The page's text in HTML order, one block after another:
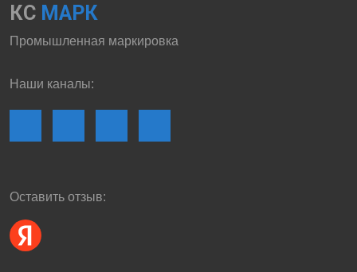
КС МАРК
Промышленная маркировка
Наши каналы:
Оставить отзыв: